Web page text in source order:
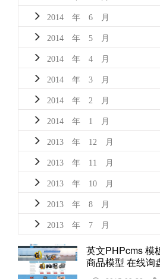
2014 年 6 月
2014 年 5 月
2014 年 4 月
2014 年 3 月
2014 年 2 月
2014 年 1 月
2013 年 12 月
2013 年 11 月
2013 年 10 月
2013 年 8 月
2013 年 7 月
英文PHPcms 模
商品模型 在线询